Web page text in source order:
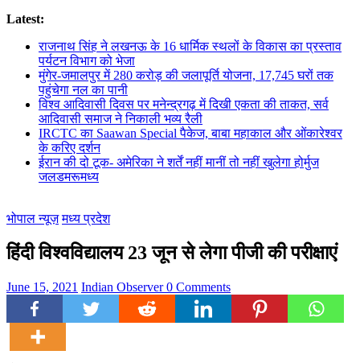
Latest:
राजनाथ सिंह ने लखनऊ के 16 धार्मिक स्थलों के विकास का प्रस्ताव
पर्यटन विभाग को भेजा
मुंगेर-जमालपुर में 280 करोड़ की जलापूर्ति योजना, 17,745 घरों तक
पहुंचेगा नल का पानी
विश्व आदिवासी दिवस पर मनेन्द्रगढ़ में दिखी एकता की ताकत, सर्व
आदिवासी समाज ने निकाली भव्य रैली
IRCTC का Saawan Special पैकेज, बाबा महाकाल और ओंकारेश्वर
के करिए दर्शन
ईरान की दो टूक- अमेरिका ने शर्तें नहीं मानीं तो नहीं खुलेगा होर्मुज
जलडमरूमध्य
भोपाल न्यूज़ मध्य प्रदेश
हिंदी विश्वविद्यालय 23 जून से लेगा पीजी की परीक्षाएं
June 15, 2021 Indian Observer0 Comments